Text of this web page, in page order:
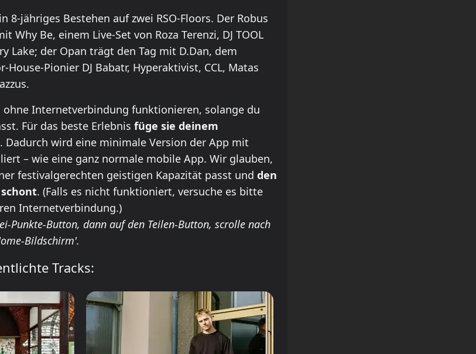
8-jähriges Bestehen auf zwei RSO-Floors. Der Robus
Why Be, einem Live-Set von Roza Terenzi, DJ TOOL
Lake; der Opan trägt den Tag mit D.Dan, dem
House-Pionier DJ Babatr, Hyperaktivist, CCL, Matas
your phone
ohne Internetverbindung funktionieren, solange du
Für das beste Erlebnis füge sie deinem
. Dadurch wird eine minimale Version der App mit
– wie eine ganz normale mobile App. Wir glauben,
festivalgerechten geistigen Kapazität passt und den
. (Falls es nicht funktioniert, versuche es bitte
Internetverbindung.)
Punkte-Button, dann auf den Teilen-Button, scrolle nach
Bildschirm'.
Tracks: